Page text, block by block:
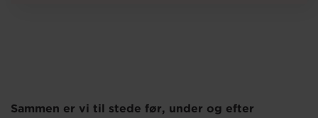
Sammen er vi til stede før, under og efter